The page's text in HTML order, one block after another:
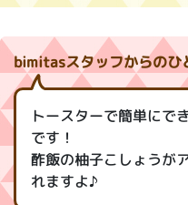
bimitasスタッフからのひ
トースターで簡単にで
です！
酢飯の柚子こしょうが
れますよ♪